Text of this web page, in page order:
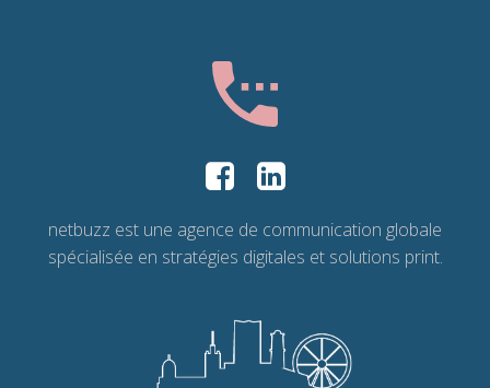
netbuzz est une agence de communication globale
spécialisée en stratégies digitales et solutions print.